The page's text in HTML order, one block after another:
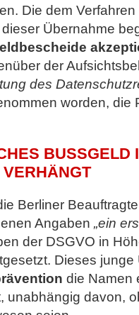
Die dem
Übernahme
der
des
worden, die
BUSSGELD
Berliner
Angaben „ein
der DSGVO in
Dieses
die Namen
unabhängig davon,